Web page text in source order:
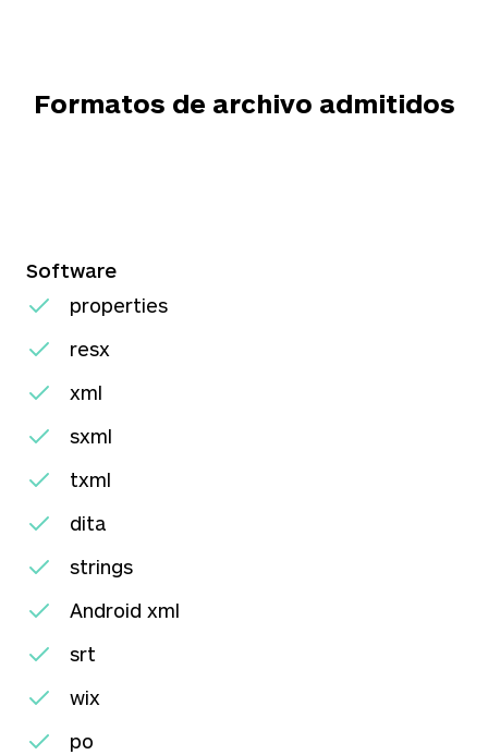
Formatos de archivo admitidos
Software
properties
resx
xml
sxml
txml
dita
strings
Android xml
srt
wix
po